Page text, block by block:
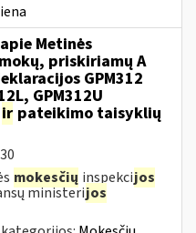
Metinės
priskiriamų A
GPM312
GPM312U
ir pateikimo taisyklių
mokesčių inspekcijos
ministerijos